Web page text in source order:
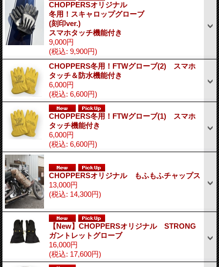
CHOPPERSオリジナル
冬用！スキャロップグローブ
(刻印ver.)
スマホタッチ機能付き
9,000円
(税込: 9,900円)
CHOPPERS冬用！FTWグローブ(2) スマホ
タッチ＆防水機能付き
6,000円
(税込: 6,600円)
CHOPPERS冬用！FTWグローブ(1) スマホ
タッチ機能付き
6,000円
(税込: 6,600円)
CHOPPERSオリジナル もふもふチャップス
13,000円
(税込: 14,300円)
【New】CHOPPERSオリジナル STRONG
ガントレットグローブ
16,000円
(税込: 17,600円)